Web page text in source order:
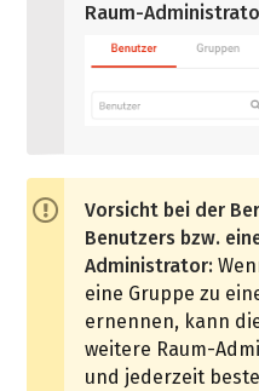
Raum-
Vorsicht bei der
Benutzers bzw.
Administrator:
eine Gruppe zu
ernennen, kann
weitere Raum-
und jederzeit